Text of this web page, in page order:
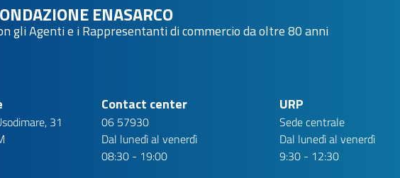
ENASARCO
gli Agenti e i Rappresentanti di commercio da oltre 80 anni
31
Contact center
06 57930
Dal lunedì al venerdì
08:30 - 19:00
URP
Sede centrale
Dal lunedì al venerdì
9:30 - 12:30